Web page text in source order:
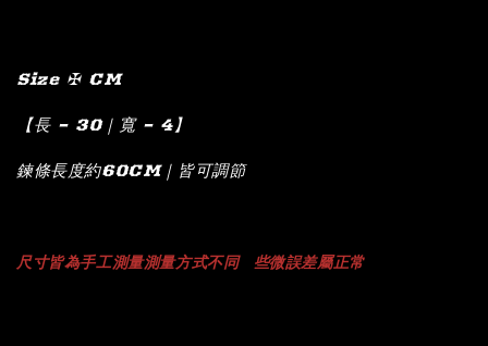
Size ✠ CM
【長 – 30｜寬 – 4】
鍊條長度約60CM｜皆可調節
尺寸皆為手工測量測量方式不同 些微誤差屬正常